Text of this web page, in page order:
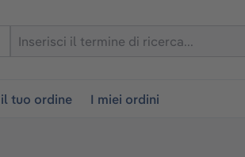
tuo ordine I miei ordini